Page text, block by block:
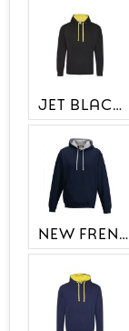
NEW FRENCH NAVY/HEATHER GREY